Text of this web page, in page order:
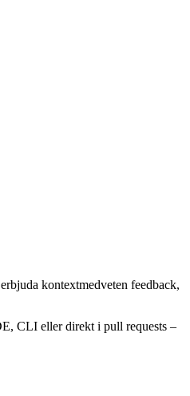
kontextmedveten feedback,
CLI eller direkt i pull requests –